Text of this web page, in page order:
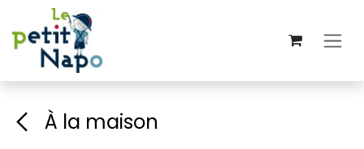
Se rendre au contenu
À la maison